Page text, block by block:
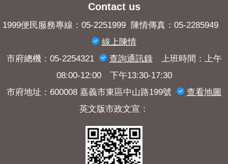
Contact us
1999便民服務專線：05-2251999 陳情傳真：05-2285949
線上陳情
市府總機：05-2254321
查詢​通訊錄上班時間：上午
08:00-12:00 下午13:30-17:30
市府地址：600008 嘉義市東區中山路199號
查看地圖
英文版市政文宣：